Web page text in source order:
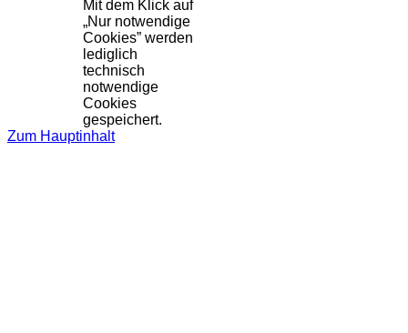
Mit dem Klick auf
„Nur notwendige
Cookies” werden
lediglich
technisch
notwendige
Cookies
gespeichert.
Zum Hauptinhalt